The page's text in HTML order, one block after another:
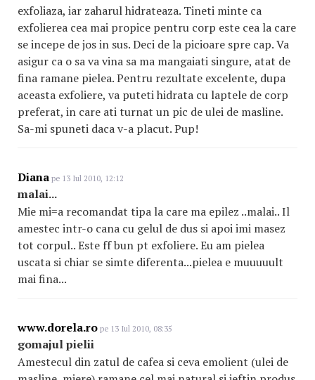
exfoliaza, iar zaharul hidrateaza. Tineti minte ca
exfolierea cea mai propice pentru corp este cea la care
se incepe de jos in sus. Deci de la picioare spre cap. Va
asigur ca o sa va vina sa ma mangaiati singure, atat de
fina ramane pielea. Pentru rezultate excelente, dupa
aceasta exfoliere, va puteti hidrata cu laptele de corp
preferat, in care ati turnat un pic de ulei de masline.
Sa-mi spuneti daca v-a placut. Pup!
Diana pe 13 Iul 2010, 12:12
malai...
Mie mi=a recomandat tipa la care ma epilez ..malai.. Il
amestec intr-o cana cu gelul de dus si apoi imi masez
tot corpul.. Este ff bun pt exfoliere. Eu am pielea
uscata si chiar se simte diferenta...pielea e muuuuult
mai fina...
www.dorela.ro pe 13 Iul 2010, 08:35
gomajul pielii
Amestecul din zatul de cafea si ceva emolient (ulei de